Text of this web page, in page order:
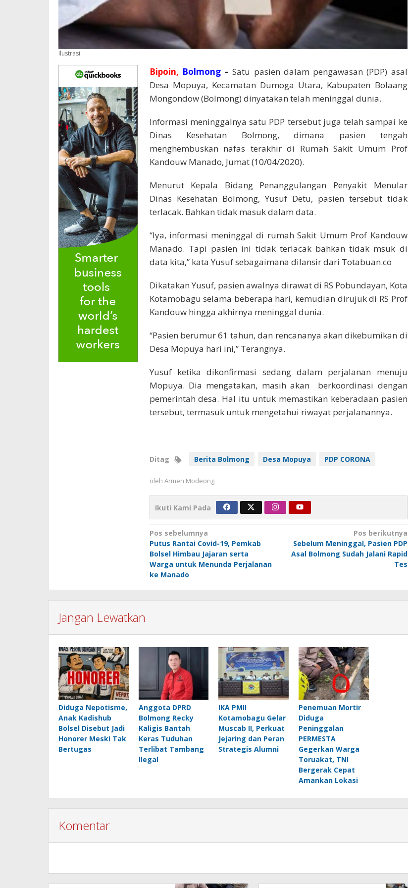
Ilustrasi
Bipoin, Bolmong – Satu pasien dalam pengawasan (PDP) asal
Desa Mopuya, Kecamatan Dumoga Utara, Kabupaten Bolaang
Mongondow (Bolmong) dinyatakan telah meninggal dunia.
Informasi meninggalnya satu PDP tersebut juga telah sampai ke
Dinas Kesehatan Bolmong, dimana pasien tengah
menghembuskan nafas terakhir di Rumah Sakit Umum Prof
Kandouw Manado, Jumat (10/04/2020).
Menurut Kepala Bidang Penanggulangan Penyakit Menular
Dinas Kesehatan Bolmong, Yusuf Detu, pasien tersebut tidak
terlacak. Bahkan tidak masuk dalam data.
“Iya, informasi meninggal di rumah Sakit Umum Prof Kandouw
Manado. Tapi pasien ini tidak terlacak bahkan tidak msuk di
data kita,” kata Yusuf sebagaimana dilansir dari Totabuan.co
Dikatakan Yusuf, pasien awalnya dirawat di RS Pobundayan, Kota
Kotamobagu selama beberapa hari, kemudian dirujuk di RS Prof
Kandouw hingga akhirnya meninggal dunia.
“Pasien berumur 61 tahun, dan rencananya akan dikebumikan di
Desa Mopuya hari ini,” Terangnya.
Yusuf ketika dikonfirmasi sedang dalam perjalanan menuju
Mopuya. Dia mengatakan, masih akan berkoordinasi dengan
pemerintah desa. Hal itu untuk memastikan keberadaan pasien
tersebut, termasuk untuk mengetahui riwayat perjalanannya.
Ditag Berita Bolmong Desa Mopuya PDP CORONA
oleh Armen Modeong
Ikuti Kami Pada
Navigasi
pos
Pos sebelumnya
Putus Rantai Covid-19, Pemkab
Bolsel Himbau Jajaran serta
Warga untuk Menunda Perjalanan
ke Manado
Pos berikutnya
Sebelum Meninggal, Pasien PDP
Asal Bolmong Sudah Jalani Rapid
Tes
Jangan Lewatkan
Diduga Nepotisme,
Anak Kadishub
Bolsel Disebut Jadi
Honorer Meski Tak
Bertugas
Anggota DPRD
Bolmong Recky
Kaligis Bantah
Keras Tuduhan
Terlibat Tambang
llegal
IKA PMII
Kotamobagu Gelar
Muscab II, Perkuat
Jejaring dan Peran
Strategis Alumni
Penemuan Mortir
Diduga
Peninggalan
PERMESTA
Gegerkan Warga
Toruakat, TNI
Bergerak Cepat
Amankan Lokasi
Komentar